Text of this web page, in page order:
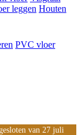
leggen Houten
PVC vloer
van 27 juli